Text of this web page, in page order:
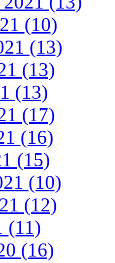
(10)
(13)
(13)
(13)
(17)
(16)
(15)
(10)
(12)
(11)
(16)